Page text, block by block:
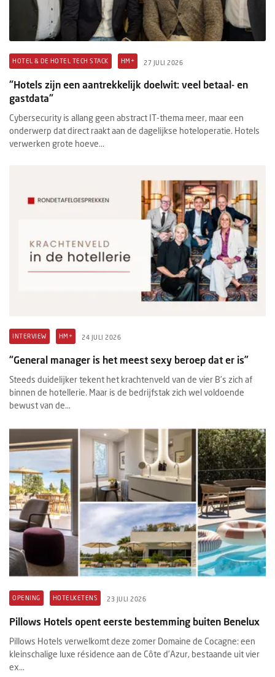
HOTEL & DE HOTEL TECH STACK HM+ 27 JULI 2026
"Hotels zijn een aantrekkelijk doelwit: veel betaal- en
gastdata"
Cybersecurity is allang geen abstract IT-thema meer, maar een
onderwerp dat direct raakt aan de dagelijkse hoteloperatie. Hotels
verwerken grote hoeve...
INTERVIEW HM+ 24 JULI 2026
“General manager is het meest sexy beroep dat er is”
Steeds duidelijker tekent het krachtenveld van de vier B’s zich af
binnen de hotellerie. Maar is de bedrijfstak zich wel voldoende
bewust van de...
OPENING HOTELKETENS 23 JULI 2026
Pillows Hotels opent eerste bestemming buiten Benelux
Pillows Hotels verwelkomt deze zomer Domaine de Cocagne: een
kleinschalige luxe résidence aan de Côte d’Azur, bestaande uit vier
ex...